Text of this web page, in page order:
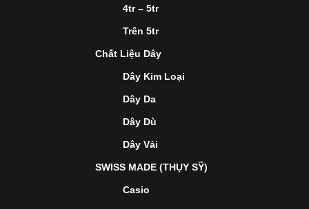
4tr – 5tr
Trên 5tr
Chất Liệu Dây
Dây Kim Loại
Dây Da
Dây Dù
Dây Vải
SWISS MADE (THỤY SỸ)
Casio